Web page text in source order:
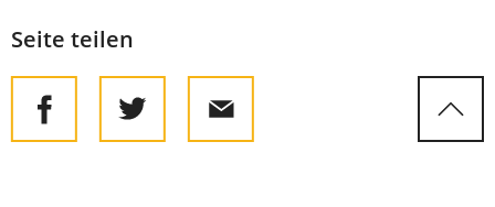
Seite teilen